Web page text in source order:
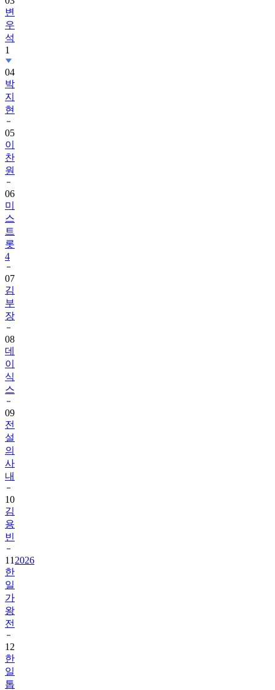
변
우
석
1
04
박
지
현
05
이
찬
원
06
미
스
트
롯
4
07
김
부
장
08
데
이
식
스
09
전
설
의
사
내
10
김
용
빈
11 2026
한
일
가
왕
전
12
한
일
톱